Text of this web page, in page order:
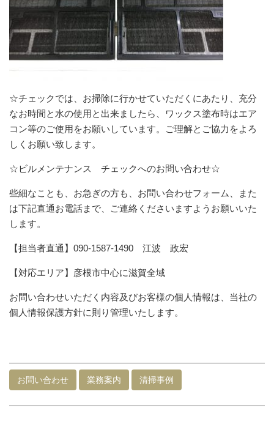
☆チェックでは、お掃除に行かせていただくにあたり、充分
なお時間と水の使用と出来ましたら、ワックス塗布時はエア
コン等のご使用をお願いしています。ご理解とご協力をよろ
しくお願い致します。
☆ビルメンテナンス チェックへのお問い合わせ☆
些細なことも、お急ぎの方も、お問い合わせフォーム、また
は下記直通お電話まで、ご連絡くださいますようお願いいた
します。
【担当者直通】090-1587-1490 江波 政宏
【対応エリア】彦根市中心に滋賀全域
お問い合わせいただく内容及びお客様の個人情報は、当社の
個人情報保護方針に則り管理いたします。
お問い合わせ 業務案内 清掃事例